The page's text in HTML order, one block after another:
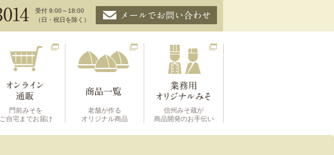
受付 9:00～18:00
（日・祝日を除く）
門前みそを
ご自宅までお届け
老舗が作る
オリジナル商品
信州みそ蔵が
商品開発のお手伝い